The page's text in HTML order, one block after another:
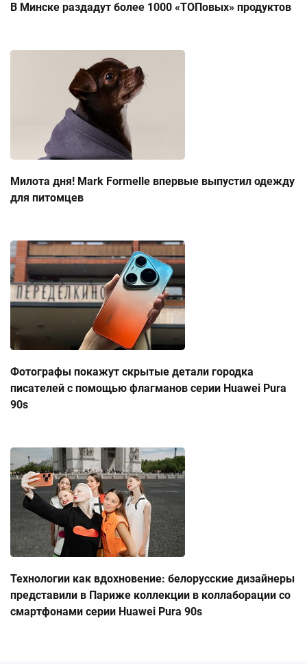
В Минске раздадут более 1000 «ТОПовых» продуктов
Милота дня! Mark Formelle впервые выпустил одежду
для питомцев
Фотографы покажут скрытые детали городка
писателей с помощью флагманов серии Huawei Pura
90s
Технологии как вдохновение: белорусские дизайнеры
представили в Париже коллекции в коллаборации со
смартфонами серии Huawei Pura 90s